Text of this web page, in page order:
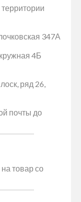
347А
4Б
ряд 26,
почты до
товар со